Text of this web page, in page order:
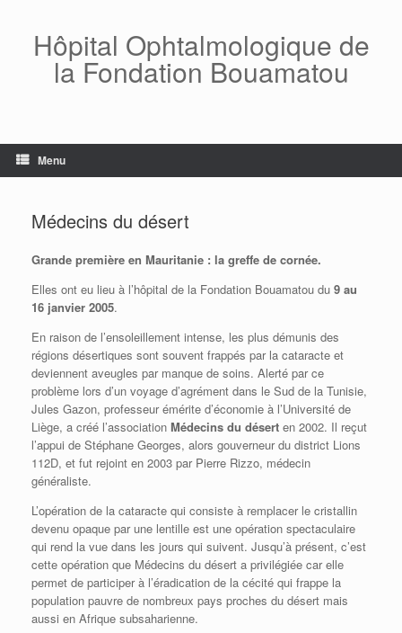
contentHôpital Ophtalmologique de
la Fondation Bouamatou
Menu
Médecins du désert
Grande première en Mauritanie : la greffe de cornée.
Elles ont eu lieu à l’hôpital de la Fondation Bouamatou du 9 au
16 janvier 2005.
En raison de l’ensoleillement intense, les plus démunis des
régions désertiques sont souvent frappés par la cataracte et
deviennent aveugles par manque de soins. Alerté par ce
problème lors d’un voyage d’agrément dans le Sud de la Tunisie,
Jules Gazon, professeur émérite d’économie à l’Université de
Liège, a créé l’association Médecins du désert en 2002. Il reçut
l’appui de Stéphane Georges, alors gouverneur du district Lions
112D, et fut rejoint en 2003 par Pierre Rizzo, médecin
généraliste.
L’opération de la cataracte qui consiste à remplacer le cristallin
devenu opaque par une lentille est une opération spectaculaire
qui rend la vue dans les jours qui suivent. Jusqu’à présent, c’est
cette opération que Médecins du désert a privilégiée car elle
permet de participer à l’éradication de la cécité qui frappe la
population pauvre de nombreux pays proches du désert mais
aussi en Afrique subsaharienne.